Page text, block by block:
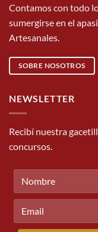
Contamos con todo
sumergirse en el
Artesanales.
SOBRE NOSOTROS
NEWSLETTER
Recibí nuestra
concursos.